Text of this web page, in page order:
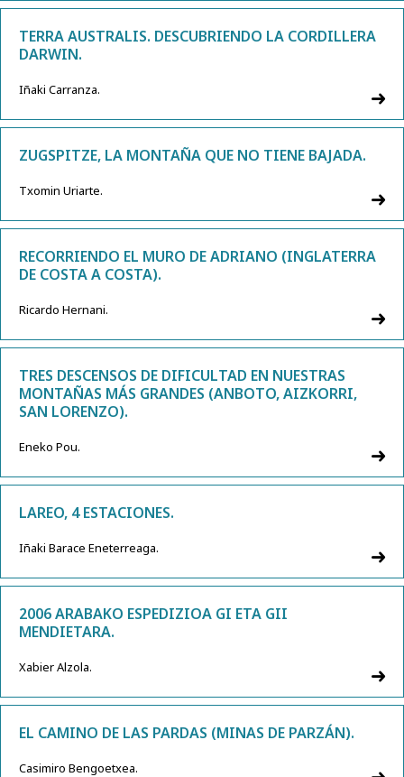
TERRA AUSTRALIS. DESCUBRIENDO LA CORDILLERA
DARWIN.
Iñaki Carranza.
ZUGSPITZE, LA MONTAÑA QUE NO TIENE BAJADA.
Txomin Uriarte.
RECORRIENDO EL MURO DE ADRIANO (INGLATERRA
DE COSTA A COSTA).
Ricardo Hernani.
TRES DESCENSOS DE DIFICULTAD EN NUESTRAS
MONTAÑAS MÁS GRANDES (ANBOTO, AIZKORRI,
SAN LORENZO).
Eneko Pou.
LAREO, 4 ESTACIONES.
Iñaki Barace Eneterreaga.
2006 ARABAKO ESPEDIZIOA GI ETA GII
MENDIETARA.
Xabier Alzola.
EL CAMINO DE LAS PARDAS (MINAS DE PARZÁN).
Casimiro Bengoetxea.